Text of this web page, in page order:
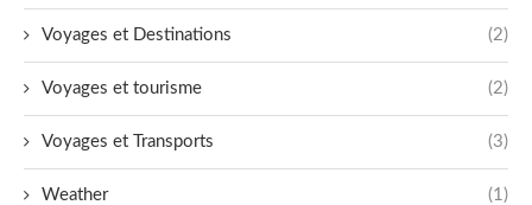
Voyages et Destinations (2)
Voyages et tourisme (2)
Voyages et Transports (3)
Weather (1)